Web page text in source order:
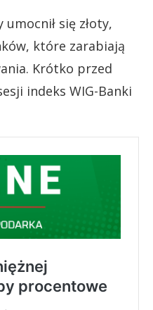
się złoty,
które zarabiają
Krótko przed
indeks WIG-Banki